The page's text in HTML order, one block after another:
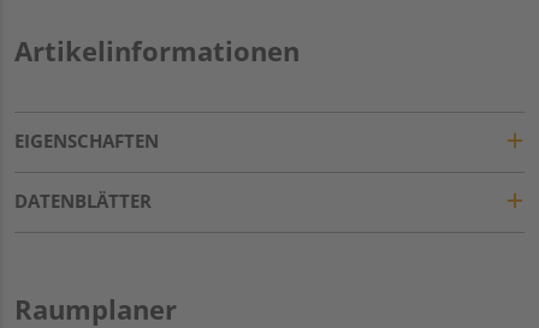
Artikelinformationen
EIGENSCHAFTEN
DATENBLÄTTER
Raumplaner